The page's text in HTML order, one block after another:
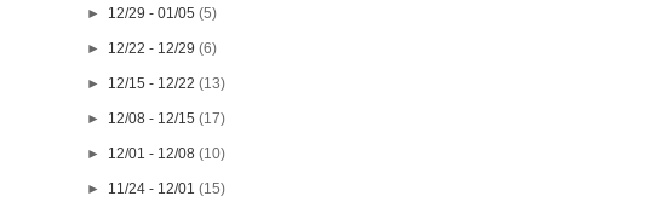
► 12/29 - 01/05(5)
► 12/22 - 12/29(6)
► 12/15 - 12/22(13)
► 12/08 - 12/15(17)
► 12/01 - 12/08(10)
► 11/24 - 12/01(15)